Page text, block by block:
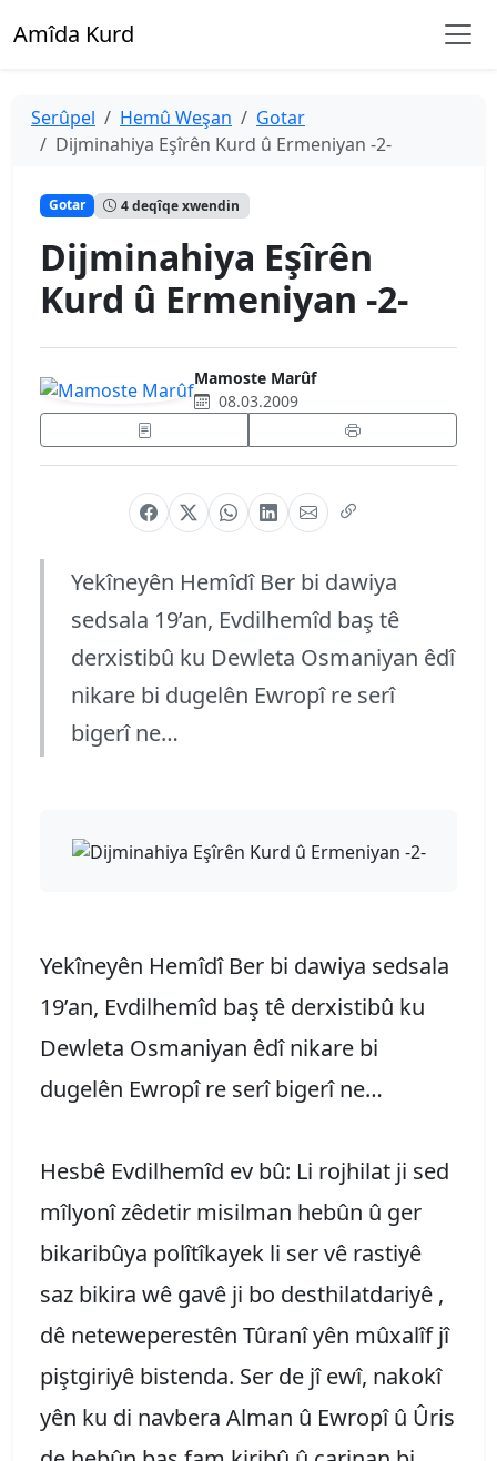
Amîda Kurd
Serûpel Hemû Weşan
Gotar
Dijminahiya Eşîrên Kurd û Ermeniyan -2-
Gotar 4 deqîqe xwendin
Dijminahiya Eşîrên
Kurd û Ermeniyan -2-
Mamoste Marûf
08.03.2009
Yekîneyên Hemîdî Ber bi dawiya
sedsala 19’an, Evdilhemîd baş tê
derxistibû ku Dewleta Osmaniyan êdî
nikare bi dugelên Ewropî re serî
bigerî ne…
Yekîneyên Hemîdî Ber bi dawiya sedsala
19’an, Evdilhemîd baş tê derxistibû ku
Dewleta Osmaniyan êdî nikare bi
dugelên Ewropî re serî bigerî ne…
Hesbê Evdilhemîd ev bû: Li rojhilat ji sed
mîlyonî zêdetir misilman hebûn û ger
bikaribûya polîtîkayek li ser vê rastiyê
saz bikira wê gavê ji bo desthilatdariyê ,
dê neteweperestên Tûranî yên mûxalîf jî
piştgiriyê bistenda. Ser de jî ewî, nakokî
yên ku di navbera Alman û Ewropî û Ûris